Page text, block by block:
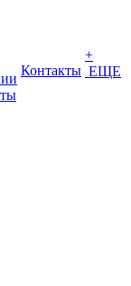
Контакты
+
ЕЩЕ